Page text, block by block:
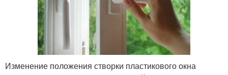
Изменение положения створки пластикового окна